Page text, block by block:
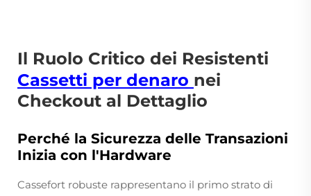
Il Ruolo Critico dei Resistenti
Cassetti per denaro nei
Checkout al Dettaglio
Perché la Sicurezza delle Transazioni
Inizia con l'Hardware
Cassefort robuste rappresentano il primo strato di